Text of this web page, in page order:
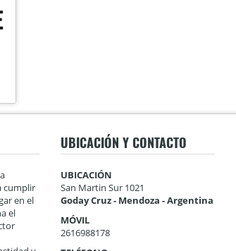
cumplir
en el
el
UBICACIÓN Y CONTACTO
UBICACIÓN
San Martin Sur 1021
Goday Cruz - Mendoza - Argentina
MÓVIL
2616988178